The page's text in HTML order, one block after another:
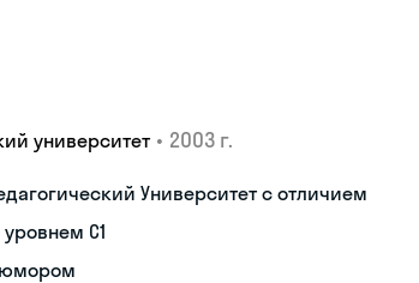
университет • 2003 г.
Университет с отличием
C1
юмором